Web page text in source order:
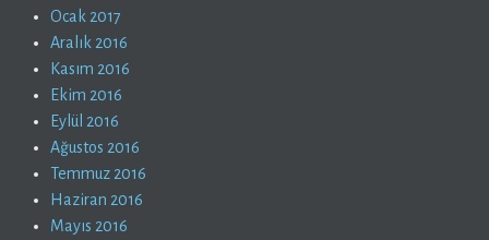
Ocak 2017
Aralık 2016
Kasım 2016
Ekim 2016
Eylül 2016
Ağustos 2016
Temmuz 2016
Haziran 2016
Mayıs 2016